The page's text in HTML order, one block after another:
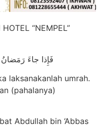
“NEMPEL”
فَإِذا جاءَ
laksanakanlah umrah.
(pahalanya)
Abdullah bin ‘Abbas